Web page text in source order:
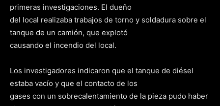
primeras investigaciones. El dueño
del local realizaba trabajos de torno y soldadura sobre el
tanque de un camión, que explotó
causando el incendio del local.
Los investigadores indicaron que el tanque de diésel
estaba vacío y que el contacto de los
gases con un sobrecalentamiento de la pieza pudo haber